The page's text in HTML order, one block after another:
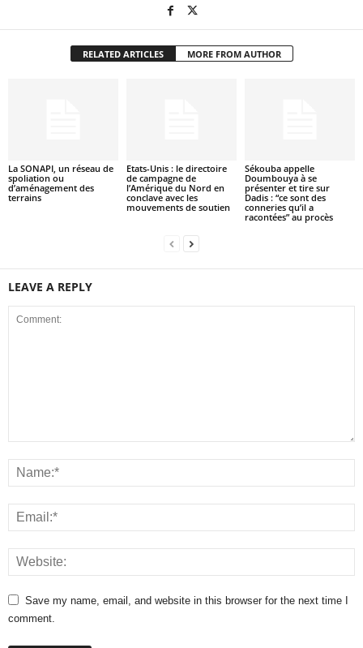
RELATED ARTICLES MORE FROM AUTHOR
La SONAPI, un réseau de
spoliation ou
d’aménagement des
terrains
Etats-Unis : le directoire
de campagne de
l’Amérique du Nord en
conclave avec les
mouvements de soutien
Sékouba appelle
Doumbouya à se
présenter et tire sur
Dadis : “ce sont des
conneries qu’il a
racontées” au procès
LEAVE A REPLY
Save my name, email, and website in this browser for the next time I
comment.